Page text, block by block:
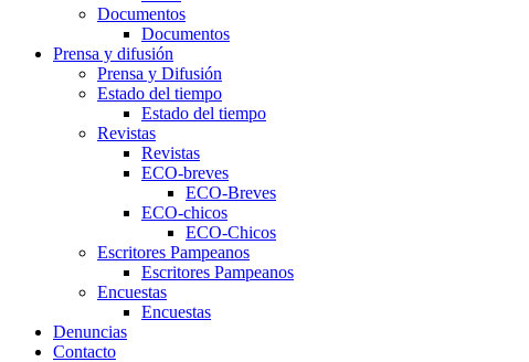
Documentos
Documentos
Prensa y difusión
Prensa y Difusión
Estado del tiempo
Estado del tiempo
Revistas
Revistas
ECO-breves
ECO-Breves
ECO-chicos
ECO-Chicos
Escritores Pampeanos
Escritores Pampeanos
Encuestas
Encuestas
Denuncias
Contacto